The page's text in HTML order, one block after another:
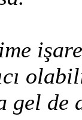
gel de